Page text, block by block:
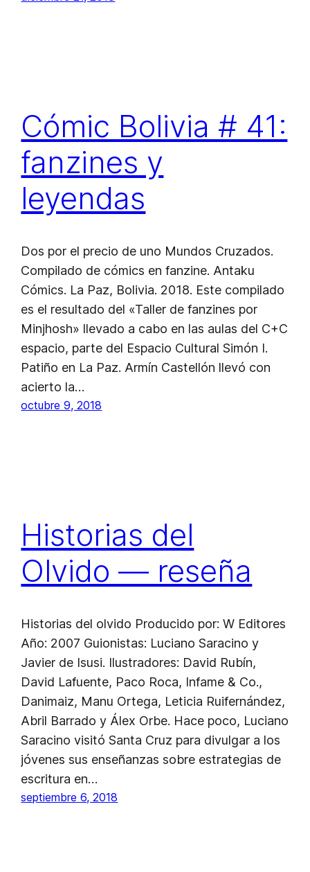
Cómic Bolivia # 41:
fanzines y
leyendas
Dos por el precio de uno Mundos Cruzados.
Compilado de cómics en fanzine. Antaku
Cómics. La Paz, Bolivia. 2018. Este compilado
es el resultado del «Taller de fanzines por
Minjhosh» llevado a cabo en las aulas del C+C
espacio, parte del Espacio Cultural Simón I.
Patiño en La Paz. Armín Castellón llevó con
acierto la…
octubre 9, 2018
Historias del
Olvido — reseña
Historias del olvido Producido por: W Editores
Año: 2007 Guionistas: Luciano Saracino y
Javier de Isusi. Ilustradores: David Rubín,
David Lafuente, Paco Roca, Infame & Co.,
Danimaiz, Manu Ortega, Leticia Ruifernández,
Abril Barrado y Álex Orbe. Hace poco, Luciano
Saracino visitó Santa Cruz para divulgar a los
jóvenes sus enseñanzas sobre estrategias de
escritura en…
septiembre 6, 2018